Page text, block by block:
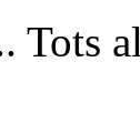
Tots